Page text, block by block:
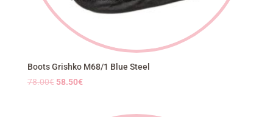
Boots Grishko M68/1 Blue Steel
78.00€ Le
58.50€Le